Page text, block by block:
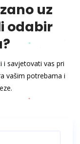
uz
odabir
i savjetovati vas pri
vašim potrebama i